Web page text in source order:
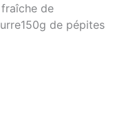
de
de pépites